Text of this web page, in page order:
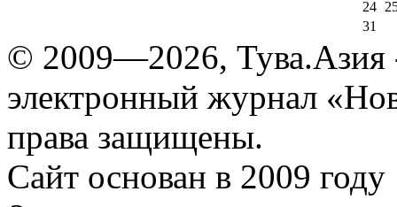
24
31
© 2009—2026, Тува.Азия
электронный журнал
права защищены.
Сайт основан в 2009 году